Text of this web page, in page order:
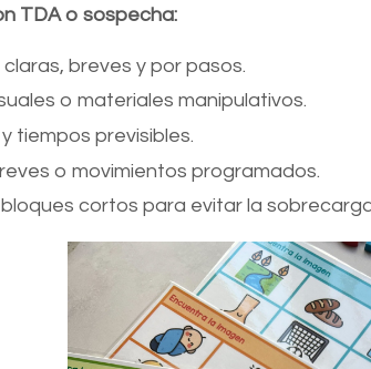
TDA o sospecha:
breves y por pasos.
o materiales manipulativos.
tiempos previsibles.
o movimientos programados.
cortos para evitar la